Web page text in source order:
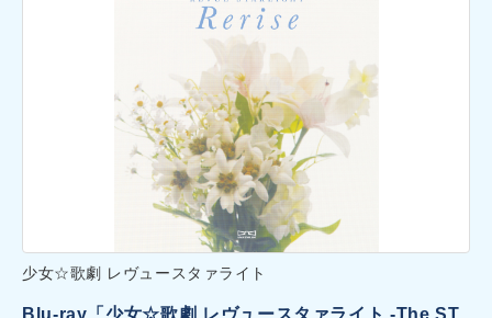
少女☆歌劇 レヴュースタァライト
Blu-ray「少女☆歌劇 レヴュースタァライト -The ST